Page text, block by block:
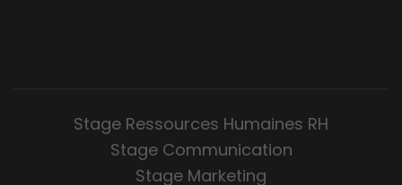
Stage Ressources Humaines RH
Stage Communication
Stage Marketing